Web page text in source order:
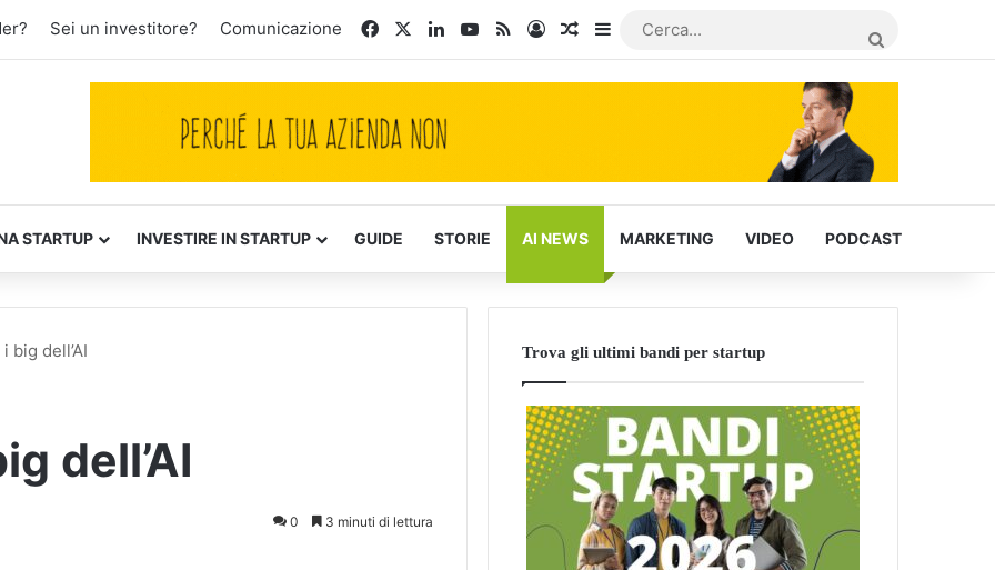
Sei un investitore? Comunicazione FacebookLinkedInYou Tube
RSSAccediArticoli Casuali
Barra laterale
STARTUP INVESTIRE IN STARTUP GUIDE STORIE AI NEWS MARKETING VIDEO PODCAST
big dell’AI
dell’AI
0 3 minuti di lettura
Trova gli ultimi bandi per startup